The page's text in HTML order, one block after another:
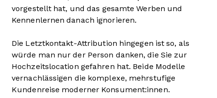
vorgestellt hat, und das gesamte Werben und
Kennenlernen danach ignorieren.
Die Letztkontakt-Attribution hingegen ist so, als
würde man nur der Person danken, die Sie zur
Hochzeitslocation gefahren hat. Beide Modelle
vernachlässigen die komplexe, mehrstufige
Kundenreise moderner Konsument:innen.